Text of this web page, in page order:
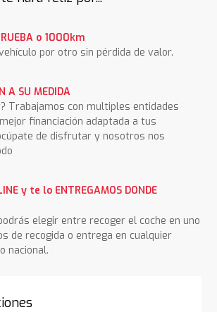
o 1000km
por otro sin pérdida de valor.
A SU MEDIDA
Trabajamos con multiples entidades
financiación adaptada a tus
de disfrutar y nosotros nos
y te lo ENTREGAMOS DONDE
elegir entre recoger el coche en uno
de recogida o entrega en cualquier
nacional.